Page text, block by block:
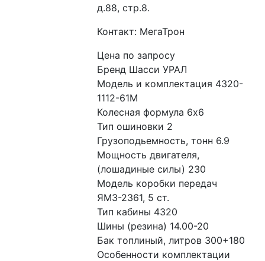
д.88, стр.8.
Контакт: МегаТрон
Цена по запросу
Бренд Шасси УРАЛ
Модель и комплектация 4320-
1112-61М
Колесная формула 6x6
Тип ошиновки 2
Грузоподьемность, тонн 6.9
Мощность двигателя,
(лошадиные силы) 230
Модель коробки передач
ЯМЗ-2361, 5 ст.
Тип кабины 4320
Шины (резина) 14.00-20
Бак топлиный, литров 300+180
Особенности комплектации